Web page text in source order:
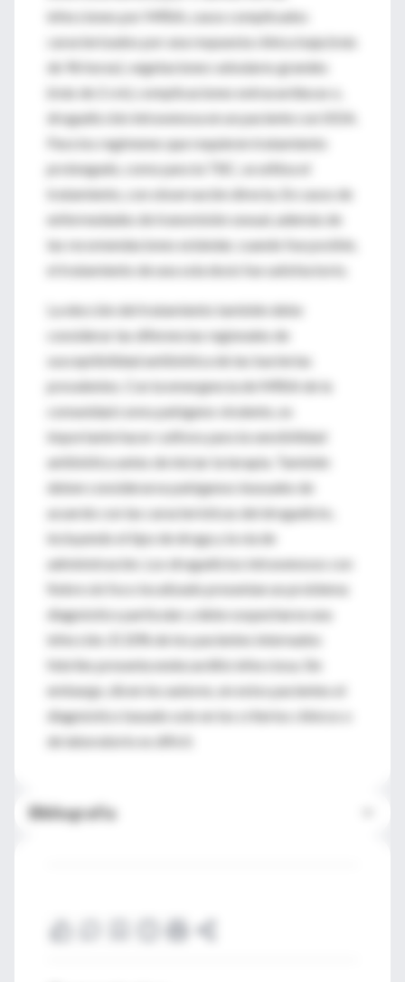
infecciones por MRSA, casos complicados
caracterizados por una respuesta clínica baja (más
de 96 horas), vegetaciones valvulares grandes
(más de 2 cm), complicaciones extracardíacas o,
drogadicción intravenosa en un paciente con SIDA.
Para los regímenes que requieren tratamiento
prolongado, como para la TBC, se utiliza el
tratamiento, con observación directa. En casos de
enfermedades de transmisión sexual, además de
las recomendaciones estándar, cuando fue posible,
el tratamiento de una sola dosis fue satisfactorio.
La elección del tratamiento también debe
considerar las diferencias regionales de
susceptibilidad antibiótica de las bacterias
prevalentes. Con la emergencia de MRSA de la
comunidad como patógeno virulento, es
importante hacer cultivos para la sensibilidad
antibiótica antes de iniciar la terapia. También
deben considerarse patógenos inusuales de
acuerdo con las características del drogadicto,
incluyendo el tipo de droga y la vía de
administración. Los drogadictos intravenosos con
fiebre sin foco localizado presentan un problema
diagnóstico particular y debe sospecharse una
infección. El 20% de los pacientes internados
febriles presenta endocarditis infecciosa. Sin
embargo, dicen los autores, en estos pacientes el
diagnóstico basado solo en los criterios clínicos o
de laboratorio es difícil.
Bibliografía